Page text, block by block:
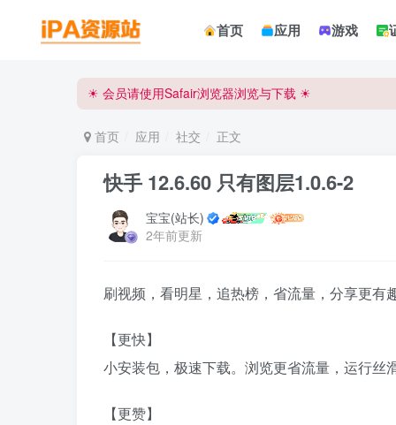
首页 应用 游戏
iPA资源站官方唯一客服微信:15504815558
iPA资源站官方唯一客服微信:15504815558
首页 应用 社交 正文
快手 12.6.60 只有图层1.0.6-2
宝宝(站长)
2年前更新
刷视频，看明星，追热榜，省流量，分享更有
【更快】
小安装包，极速下载。浏览更省流量，运行丝
【更赞】